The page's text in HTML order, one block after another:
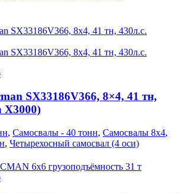
SX33186V366, 8×4, 41 тн,
Х3000)
, Самосвалы - 40 тонн, Самосвалы 8х4,
, Четырехосный самосвал (4 оси)